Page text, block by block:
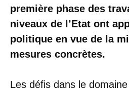
première phase des
niveaux de l’Etat ont
politique en vue de la
mesures concrètes.
Les défis dans le domaine